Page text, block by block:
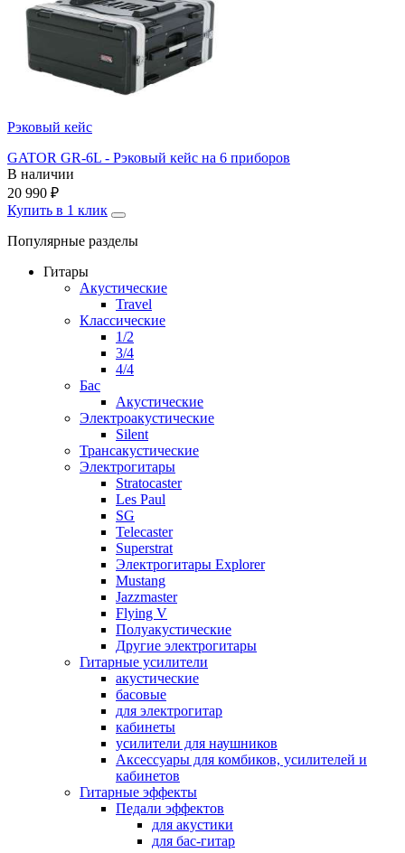
Рэковый кейс
GATOR GR-6L - Рэковый кейс на 6 приборов
В наличии
20 990 ₽
Купить в 1 клик
Популярные разделы
Гитары
Акустические
Travel
Классические
1/2
3/4
4/4
Бас
Акустические
Электроакустические
Silent
Трансакустические
Электрогитары
Stratocaster
Les Paul
SG
Telecaster
Superstrat
Электрогитары Explorer
Mustang
Jazzmaster
Flying V
Полуакустические
Другие электрогитары
Гитарные усилители
акустические
басовые
для электрогитар
кабинеты
усилители для наушников
Аксессуары для комбиков, усилителей и
кабинетов
Гитарные эффекты
Педали эффектов
для акустики
для бас-гитар